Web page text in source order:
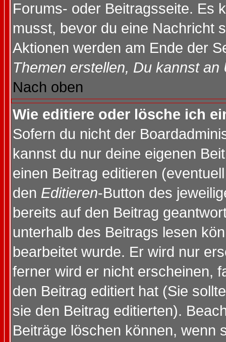
Forums- oder Beitragsseite. Es
musst, bevor du eine Nachricht
Aktionen werden am Ende der
Themen erstellen, Du kannst
Nach oben
Wie editiere oder lösche ich
Sofern du nicht der
kannst du nur deine eigenen
einen Beitrag editieren
den Editieren-Button des
bereits auf den Beitrag
unterhalb des Beitrags lesen
bearbeitet wurde. Er wird nur
ferner wird er nicht erscheinen,
den Beitrag editiert hat (Sie
sie den Beitrag editierten).
Beiträge löschen können, wenn